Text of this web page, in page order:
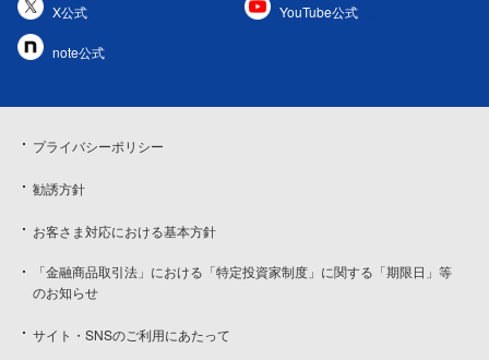
X公式 YouTube公式
note公式
プライバシーポリシー
勧誘方針
お客さま対応における基本方針
「金融商品取引法」における「特定投資家制度」に関する「期限日」等
のお知らせ
サイト・SNSのご利用にあたって